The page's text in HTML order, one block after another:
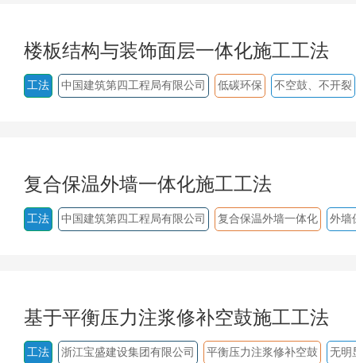
楼板结构与装饰面层一体化施工工法
工法 中国建筑第四工程局有限公司 低碳环保 不空鼓、不开裂
复合保温外墙一体化施工工法
工法 中国建筑第四工程局有限公司 复合保温外墙一体化 外墙
基于平衡压力注浆修补空鼓施工工法
工法 浙江宝盛建设集团有限公司 平衡压力注浆修补空鼓 无明